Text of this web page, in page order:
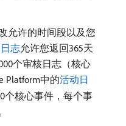
允许的时间段以及您
志允许您返回365天
个审核日志（核心
Platform中的活动日
个核心事件，每个事